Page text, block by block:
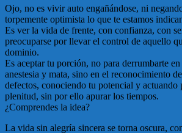
Ojo, no es vivir auto engañándose, ni
torpemente optimista lo que te estamos
Es ver la vida de frente, con confianza, con
preocuparse por llevar el control de aquello
dominio.
Es aceptar tu porción, no para derrumbarte
anestesia y mata, sino en el reconocimiento
defectos, conociendo tu potencial y actuando
plenitud, sin por ello apurar los tiempos.
¿Comprendes la idea?
La vida sin alegría sincera se torna oscura,